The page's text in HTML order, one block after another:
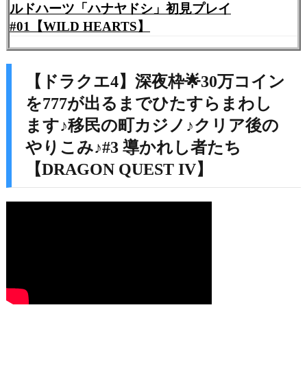
ルドハーツ「ハナヤドシ」初見プレイ
#01【WILD HEARTS】
【ドラクエ4】深夜枠🌟30万コイン
を777が出るまでひたすらまわし
ます♪移民の町カジノ♪クリア後の
やりこみ♪#3 導かれし者たち
【DRAGON QUEST IV】